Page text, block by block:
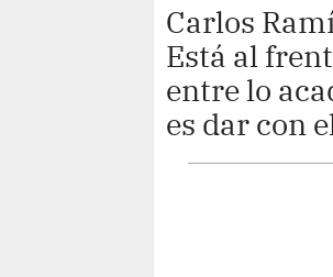
Carlos
Está al
entre lo
es dar con